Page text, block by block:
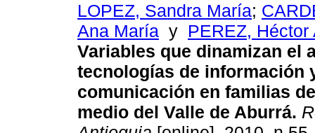
LOPEZ, Sandra María;
Ana María y PEREZ, Héctor
Variables que dinamizan el
tecnologías de información
comunicación en familias
medio del Valle de Aburrá.